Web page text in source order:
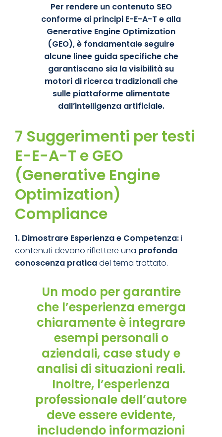
Per rendere un contenuto SEO
conforme ai principi E-E-A-T e alla
Generative Engine Optimization
(GEO), è fondamentale seguire
alcune linee guida specifiche che
garantiscano sia la visibilità su
motori di ricerca tradizionali che
sulle piattaforme alimentate
dall’intelligenza artificiale.
7 Suggerimenti per testi
E-E-A-T e GEO
(Generative Engine
Optimization)
Compliance
1. Dimostrare Esperienza e Competenza:i
contenuti devono riflettere una profonda
conoscenza praticadel tema trattato.
Un modo per garantire
che l’esperienza emerga
chiaramente è integrare
esempi personali o
aziendali, case study e
analisi di situazioni reali.
Inoltre, l’esperienza
professionale dell’autore
deve essere evidente,
includendo informazioni